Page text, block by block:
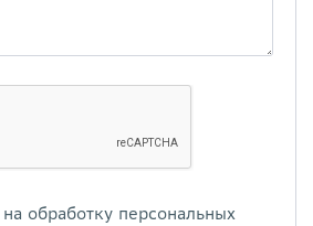
обработку персональных